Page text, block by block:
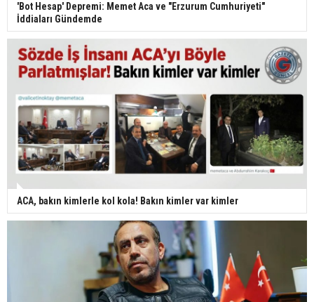
'Bot Hesap' Depremi: Memet Aca ve "Erzurum Cumhuriyeti"
İddiaları Gündemde
ACA, bakın kimlerle kol kola! Bakın kimler var kimler